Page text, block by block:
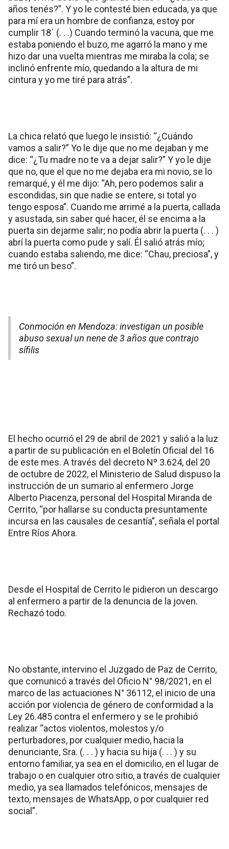
años tenés?”. Y yo le contesté bien educada, ya que
para mí era un hombre de confianza, estoy por
cumplir 18´ (. . .) Cuando terminó la vacuna, que me
estaba poniendo el buzo, me agarró la mano y me
hizo dar una vuelta mientras me miraba la cola; se
inclinó enfrente mío, quedando a la altura de mi
cintura y yo me tiré para atrás”.
La chica relató que luego le insistió: “¿Cuándo
vamos a salir?” Yo le dije que no me dejaban y me
dice: “¿Tu madre no te va a dejar salir?” Y yo le dije
que no, que el que no me dejaba era mi novio, se lo
remarqué, y él me dijo: “Ah, pero podemos salir a
escondidas, sin que nadie se entere, si total yo
tengo esposa”. Cuando me arrimé a la puerta, callada
y asustada, sin saber qué hacer, él se encima a la
puerta sin dejarme salir; no podía abrir la puerta (. . . )
abrí la puerta como pude y salí. Él salió atrás mío;
cuando estaba saliendo, me dice: “Chau, preciosa”, y
me tiró un beso”.
Conmoción en Mendoza: investigan un posible
abuso sexual un nene de 3 años que contrajo
sífilis
El hecho ocurrió el 29 de abril de 2021 y salió a la luz
a partir de su publicación en el Boletín Oficial del 16
de este mes. A través del decreto Nº 3.624, del 20
de octubre de 2022, el Ministerio de Salud dispuso la
instrucción de un sumario al enfermero Jorge
Alberto Piacenza, personal del Hospital Miranda de
Cerrito, “por hallarse su conducta presuntamente
incursa en las causales de cesantía”, señala el portal
Entre Ríos Ahora.
Desde el Hospital de Cerrito le pidieron un descargo
al enfermero a partir de la denuncia de la joven.
Rechazó todo.
No obstante, intervino el Juzgado de Paz de Cerrito,
que comunicó a través del Oficio N° 98/2021, en el
marco de las actuaciones N° 36112, el inicio de una
acción por violencia de género de conformidad a la
Ley 26.485 contra el enfermero y se le prohibió
realizar “actos violentos, molestos y/o
perturbadores, por cualquier medio, hacia la
denunciante, Sra. (. . . ) y hacia su hija (. . . ) y su
entorno familiar, ya sea en el domicilio, en el lugar de
trabajo o en cualquier otro sitio, a través de cualquier
medio, ya sea llamados telefónicos, mensajes de
texto, mensajes de WhatsApp, o por cualquier red
social”.